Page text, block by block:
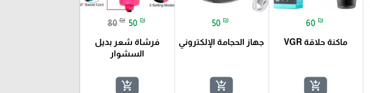
60 ₪
ماكنة حلاقة VGR
add_shopping_cart
50 ₪
جهاز الحجامة الإلكتروني
add_shopping_cart
80 ₪ 50 ₪
فرشاة شعر بديل
السشوار
add_shopping_cart